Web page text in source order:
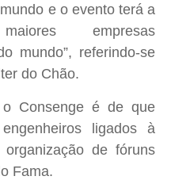
e o evento terá a
empresas
mundo”, referindo-se
do Chão.
Consenge é de que
ligados à
de fóruns
Fama.